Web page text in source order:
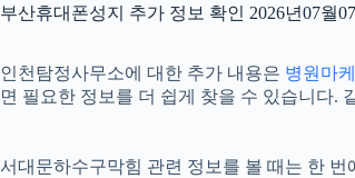
부산휴대폰성지 추가 정보 확인 2026년07월
인천탐정사무소에 대한 추가 내용은 병원마
면 필요한 정보를 더 쉽게 찾을 수 있습니다.
서대문하수구막힘 관련 정보를 볼 때는 한